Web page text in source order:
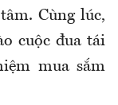
Cùng lúc,
cuộc đua tái
mua sắm